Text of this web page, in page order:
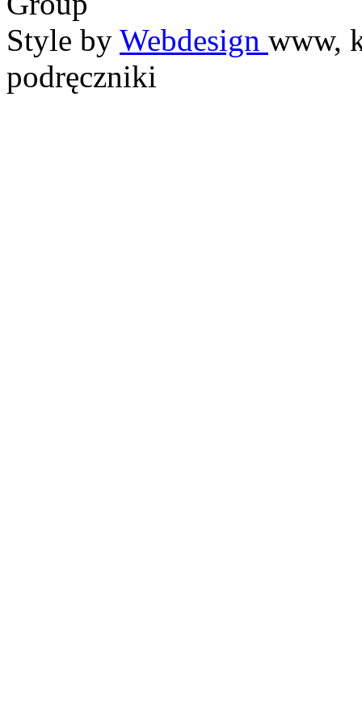
Style by Webdesign www,
podręczniki